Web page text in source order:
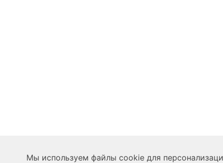
Мы используем файлы cookie для